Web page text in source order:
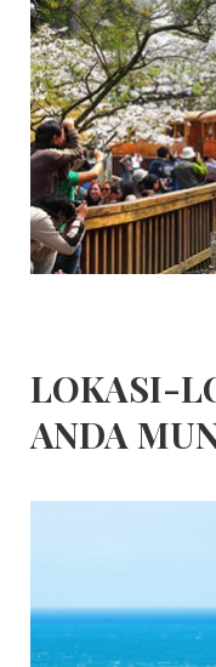
LOKASI-
ANDA